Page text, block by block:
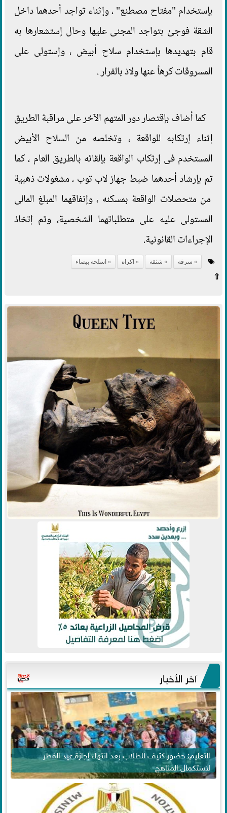
بإستخدام "مفتاح مصطنع" ، وإثناء تواجد أحدهما داخل
الشقة فوجئ بتواجد المجنى عليها وحال إستشعارها به
قام بتهديدها بإستخدام سلاح أبيض ، وإستولى على
المسروقات كرهاً عنها ولاذ بالفرار .
كما أضاف بإقتصار دور المتهم الآخر على مراقبة الطريق
إثناء إرتكابه للواقعة ، وتخلصه من السلاح الأبيض
المستخدم فى إرتكاب الواقعة بإلقائه بالطريق العام ، كما
تم بإرشاد أحدهما ضبط جهاز لاب توب ، مشغولات ذهبية
من متحصلات الواقعة بمسكنه ، وإنفاقهما المبلغ المالى
المستولى عليه على متطلباتهما الشخصية، وتم إتخاذ
الإجراءات القانونية.
سرقة شثقة اكراه اسلحة بيضاء
⇧
آخر الأخبار
التعليم: حضور كثيف للطلاب بعد انتهاء إجازة عيد الفطر
لاستكمال المناهج